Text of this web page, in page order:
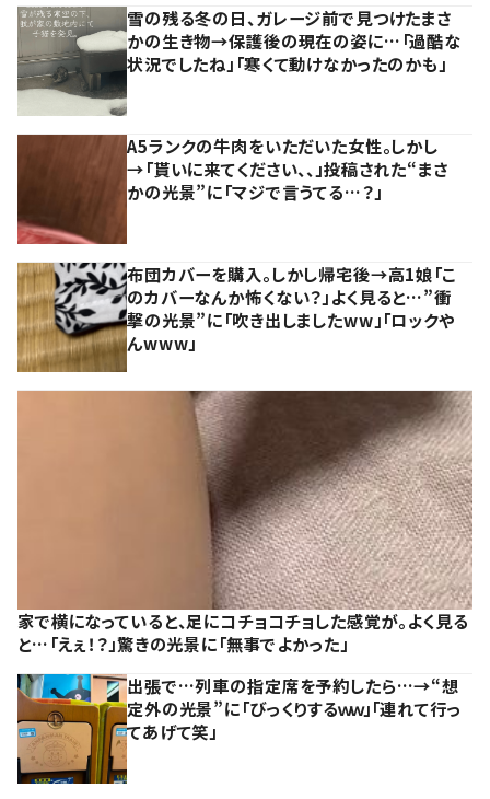
雪の残る冬の日、ガレージ前で見つけたまさ
かの生き物→保護後の現在の姿に…「過酷な
状況でしたね」「寒くて動けなかったのかも」
A5ランクの牛肉をいただいた女性。しかし
→「貰いに来てください、、」投稿された“まさ
かの光景”に「マジで言うてる…？」
布団カバーを購入。しかし帰宅後→高1娘「こ
のカバーなんか怖くない？」よく見ると…”衝
撃の光景”に「吹き出しましたww」「ロックや
んwww」
家で横になっていると、足にコチョコチョした感覚が。よく見る
と…「えぇ！？」驚きの光景に「無事でよかった」
出張で…列車の指定席を予約したら…→“想
定外の光景”に「びっくりするｗｗ」「連れて行っ
てあげて笑」